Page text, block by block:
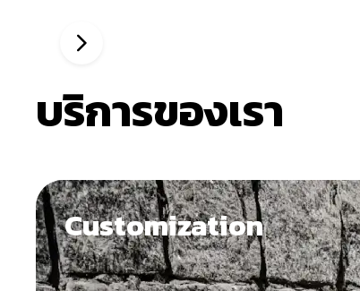
บริการของเรา
Customization